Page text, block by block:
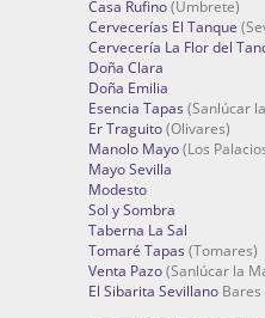
Casa Rufino(Umbrete)
Cervecerías El Tanque
Cervecería La Flor del
Doña Clara
Doña Emilia
Esencia Tapas (Sanlúcar
Er Traguito(Olivares)
Manolo Mayo(Los
Mayo Sevilla
Modesto
Sol y Sombra
Taberna La Sal
Tomaré Tapas (Tomares)
Venta Pazo(Sanlúcar la
El Sibarita Sevillano Bares